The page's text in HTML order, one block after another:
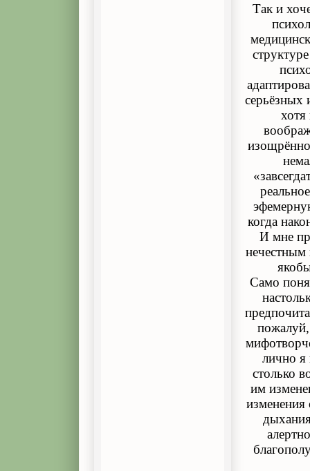
Так и
серьёзных
когда
И мне
нечестным
Само
лично я
столько
им